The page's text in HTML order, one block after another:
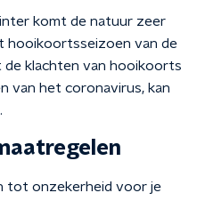
komt de natuur zeer
van de
de klachten van hooikoorts
van het coronavirus, kan
tot onzekerheid voor je